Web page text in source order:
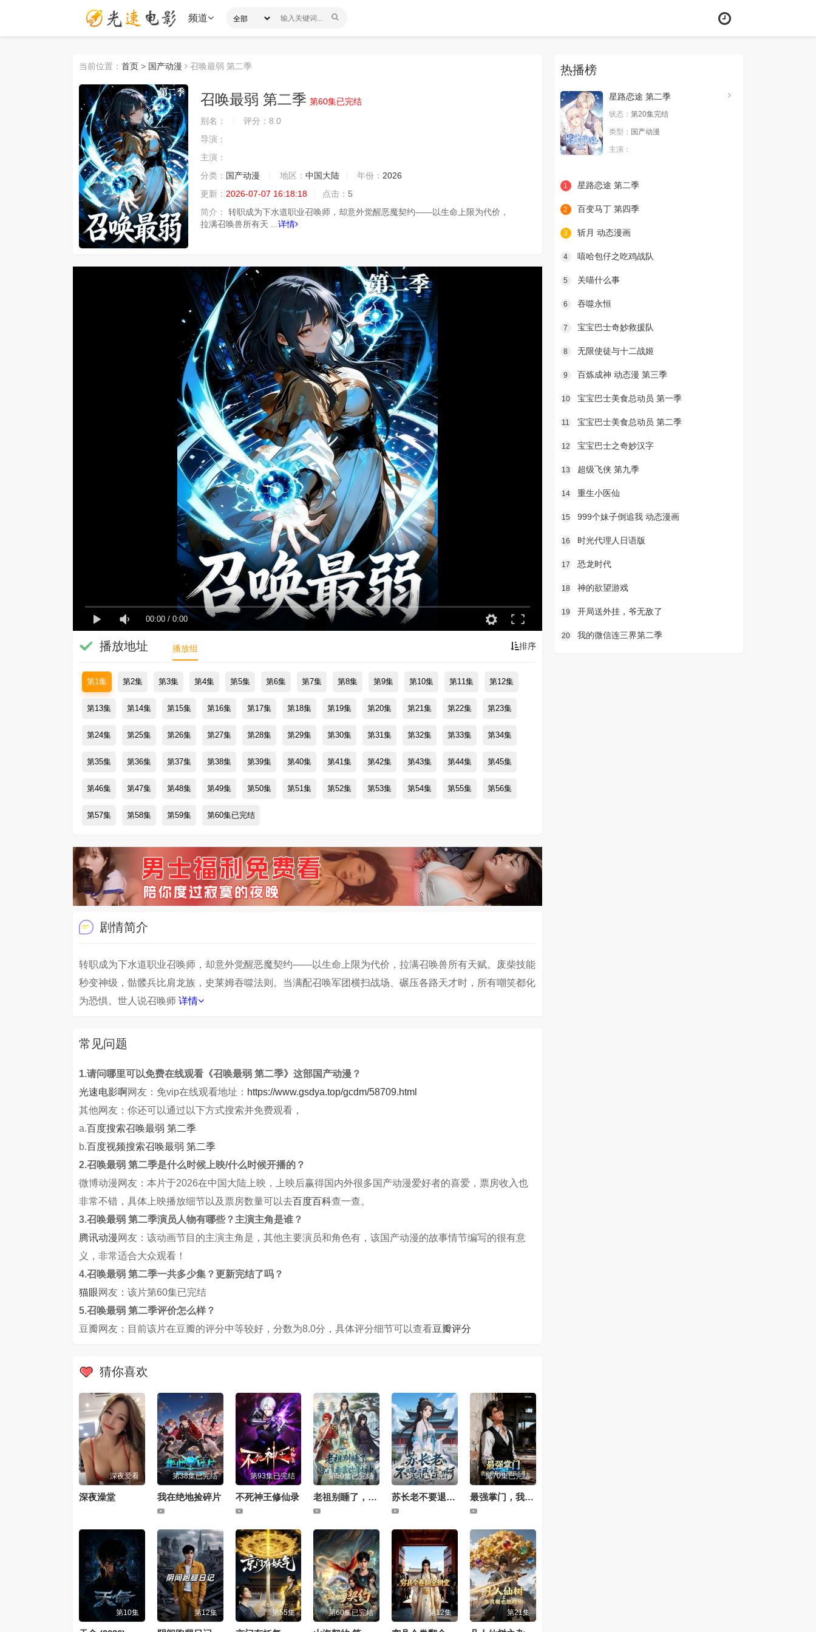
频道
当前位置： 首页 > 国产动漫 召唤最弱 第二季
召唤最弱 第二季 第60集已完结
别名：
评分： 8.0
导演：
主演：
分类： 国产动漫 地区： 中国大陆 年份： 2026
更新： 2026-07-07 16:18:18 点击： 5
简介：
转职成为下水道职业召唤师，却意外觉醒恶魔契约——以生命上限为代价，
拉满召唤兽所有天 ... 详情
00:00 / 0:00
排序
播放地址 播放组
第1集 第2集 第3集 第4集 第5集 第6集 第7集 第8集 第9集 第10集 第11集 第12集
第13集 第14集 第15集 第16集 第17集 第18集 第19集 第20集 第21集 第22集 第23集
第24集 第25集 第26集 第27集 第28集 第29集 第30集 第31集 第32集 第33集 第34集
第35集 第36集 第37集 第38集 第39集 第40集 第41集 第42集 第43集 第44集 第45集
第46集 第47集 第48集 第49集 第50集 第51集 第52集 第53集 第54集 第55集 第56集
第57集 第58集 第59集 第60集已完结
剧情简介
转职成为下水道职业召唤师，却意外觉醒恶魔契约——以生命上限为代价，拉满召唤兽所有天赋。废柴技能
秒变神级，骷髅兵比肩龙族，史莱姆吞噬法则。当满配召唤军团横扫战场、碾压各路天才时，所有嘲笑都化
为恐惧。世人说召唤师 详情
常见问题
1.请问哪里可以免费在线观看《召唤最弱 第二季》这部国产动漫？
光速电影啊网友：免vip在线观看地址： https://www.gsdya.top/gcdm/58709.html
其他网友：你还可以通过以下方式搜索并免费观看，
a.百度搜索召唤最弱 第二季
b.百度视频搜索召唤最弱 第二季
2.召唤最弱 第二季是什么时候上映/什么时候开播的？
微博动漫网友：本片于2026在中国大陆上映，上映后赢得国内外很多国产动漫爱好者的喜爱，票房收入也
非常不错，具体上映播放细节以及票房数量可以去百度百科查一查。
3.召唤最弱 第二季演员人物有哪些？主演主角是谁？
腾讯动漫网友：该动画节目的主演主角是，其他主要演员和角色有，该国产动漫的故事情节编写的很有意
义，非常适合大众观看！
4.召唤最弱 第二季一共多少集？更新完结了吗？
猫眼网友：该片第60集已完结
5.召唤最弱 第二季评价怎么样？
豆瓣网友：目前该片在豆瓣的评分中等较好，分数为8.0分，具体评分细节可以查看豆瓣评分
猜你喜欢
深夜爱看
深夜澡堂
第38集已完结
我在绝地捡碎片
第93集已完结
不死神王修仙录
第50集已完结
老祖别睡了，宗门要靠你封神
第50集已完结
苏长老不要退宗啊
第70集已完结
最强掌门，我让废柴宗门碾压三界
第10集 第12集 第55集 第60集已完结 第12集 第21集
热播榜
星路恋途 第二季
状态： 第20集完结
类型： 国产动漫
主演：
1 星路恋途 第二季
2 百变马丁 第四季
3 斩月 动态漫画
4 嘻哈包仔之吃鸡战队
5 关喵什么事
6 吞噬永恒
7 宝宝巴士奇妙救援队
8 无限使徒与十二战姬
9 百炼成神 动态漫 第三季
10 宝宝巴士美食总动员 第一季
11 宝宝巴士美食总动员 第二季
12 宝宝巴士之奇妙汉字
13 超级飞侠 第九季
14 重生小医仙
15 999个妹子倒追我 动态漫画
16 时光代理人日语版
17 恐龙时代
18 神的欲望游戏
19 开局送外挂，爷无敌了
20 我的微信连三界第二季